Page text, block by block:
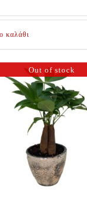
καλάθι
Out of stock